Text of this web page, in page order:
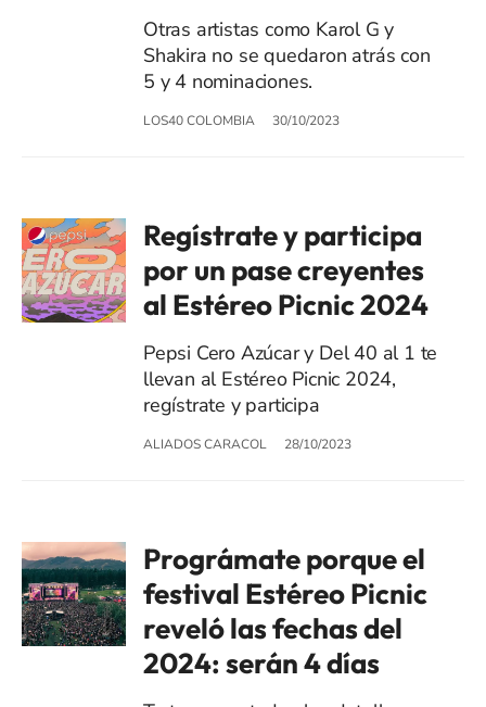
Otras artistas como Karol G y
Shakira no se quedaron atrás con
5 y 4 nominaciones.
LOS40 COLOMBIA 30/10/2023
Regístrate y participa
por un pase creyentes
al Estéreo Picnic 2024
Pepsi Cero Azúcar y Del 40 al 1 te
llevan al Estéreo Picnic 2024,
regístrate y participa
ALIADOS CARACOL 28/10/2023
Prográmate porque el
festival Estéreo Picnic
reveló las fechas del
2024: serán 4 días